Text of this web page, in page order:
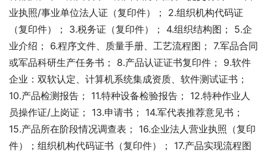
业执照/事业单位法人证（复印件）； 2.组织机构代码证
（复印件）； 3.税务证（复印件）； 4.组织结构图； 5.企
业介绍； 6.程序文件、质量手册、工艺流程图； 7.军品合同
或军品科研生产任务书； 8.产品认证证书复印件； 9.软件
企业：双软认定、计算机系统集成资质、软件测试证书；
10.产品检测报告； 11.特种设备检验报告； 12.特种作业人
员操作证/上岗证； 13.申请书； 14.军代表推荐意见书；
15.产品所在阶段情况调查表； 16.企业法人营业执照（复印
件）；组织机构代码证书（复印件）； 17.产品实现流程图